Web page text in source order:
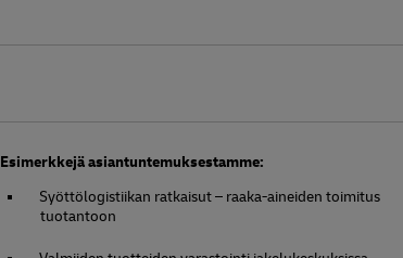
Esimerkkejä asiantuntemuksestamme:
Syöttölogistiikan ratkaisut – raaka-aineiden toimitus
tuotantoon